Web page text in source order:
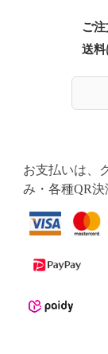
ご
送料
お支払いは、
み・各種QR決